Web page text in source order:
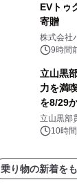
EVトゥ
寄贈
株式会社
9時間
立山黒
力を満
を8/29
立山黒部
10時
乗り物の新着を